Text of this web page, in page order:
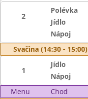
2
Polévka
Jídlo
Nápoj
Svačina (14:30 - 15:00)
1
Jídlo
Nápoj
Menu
Chod